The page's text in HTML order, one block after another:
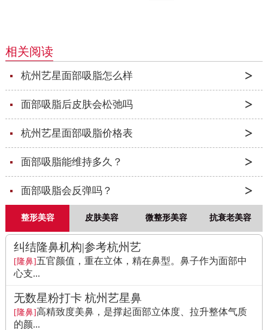
相关阅读
杭州艺星面部吸脂怎么样
面部吸脂后皮肤会松弛吗
杭州艺星面部吸脂价格表
面部吸脂能维持多久？
面部吸脂会反弹吗？
整形美容 皮肤美容 微整形美容 抗衰老美容
纠结隆鼻机构|参考杭州艺
[隆鼻]五官颜值，重在立体，精在鼻型。鼻子作为面部中
心支...
无数星粉打卡 杭州艺星鼻
[隆鼻]高精致度美鼻，是撑起面部立体度、拉升整体气质
的颜...